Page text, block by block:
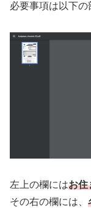
必要事項は以下の
左上の欄にはお住
その右の欄には、